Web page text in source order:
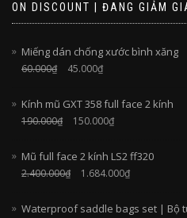
ON DISCOUNT | ĐANG GIẢM
Miếng dán chống xước bình xăng
60.000₫ 45.000₫
Kính mũ GXT 358 full face 2 kính
190.000₫ 150.000₫
Mũ full face 2 kính LS2 ff320
2.400.000₫ 1.684.000₫
Waterproof saddle bags set | Bộ